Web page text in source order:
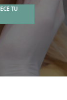
TU